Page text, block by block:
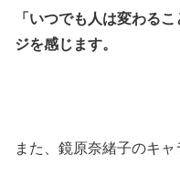
「いつでも人は変わる
ジを感じます。
また、鏡原奈緒子のキャ